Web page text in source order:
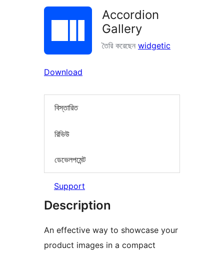
Accordion
Gallery
তৈরি করেছেন widgetic
Download
বিস্তারিত
রিভিউ
ডেভেলপমেন্ট
Support
Description
An effective way to showcase your
product images in a compact